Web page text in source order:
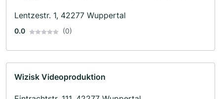
Lentzestr. 1, 42277 Wuppertal
0.0 (0)
Wizisk Videoproduktion